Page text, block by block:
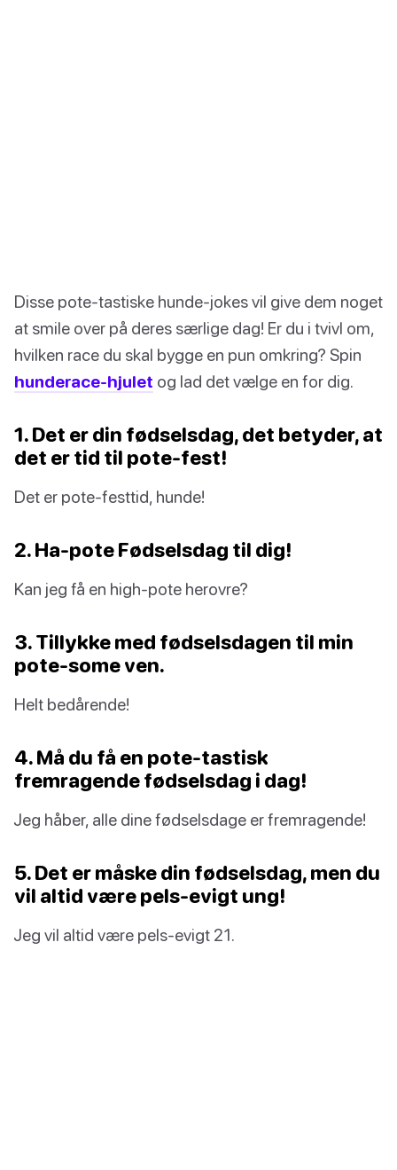
Disse pote-tastiske hunde-jokes vil give dem noget
at smile over på deres særlige dag! Er du i tvivl om,
hvilken race du skal bygge en pun omkring? Spin
hunderace-hjulet og lad det vælge en for dig.
1. Det er din fødselsdag, det betyder, at
det er tid til pote-fest!
Det er pote-festtid, hunde!
2. Ha-pote Fødselsdag til dig!
Kan jeg få en high-pote herovre?
3. Tillykke med fødselsdagen til min
pote-some ven.
Helt bedårende!
4. Må du få en pote-tastisk
fremragende fødselsdag i dag!
Jeg håber, alle dine fødselsdage er fremragende!
5. Det er måske din fødselsdag, men du
vil altid være pels-evigt ung!
Jeg vil altid være pels-evigt 21.